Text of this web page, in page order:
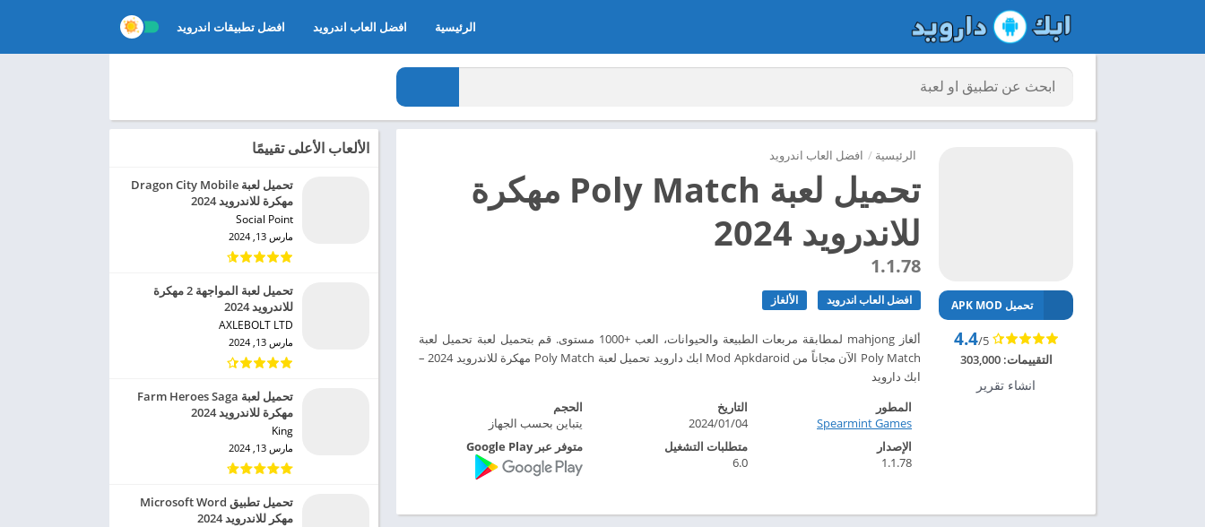
الرئيسية افضل العاب اندرويد افضل تطبيقات اندرويد
الرئيسية / افضل العاب اندرويد
تحميل لعبة Poly Match مهكرة
للاندرويد 2024
1.1.78
افضل العاب اندرويد الألغاز
ألغاز mahjong لمطابقة مربعات الطبيعة والحيوانات، العب +1000 مستوى. قم بتحميل لعبة تحميل لعبة
Poly Match الآن مجاناً من Mod Apkdaroid ابك دارويد تحميل لعبة Poly Match مهكرة للاندرويد 2024 –
ابك دارويد
تحميل APK MOD
4.4/5
التقييمات:303,000
انشاء تقرير
المطور
Spearmint Games‏
التاريخ
2024/01/04
الحجم
يتباين بحسب الجهاز
الإصدار
1.1.78
متطلبات التشغيل
6.0
متوفر عبر Google Play
الألعاب الأعلى تقييمًا
تحميل لعبة Dragon City Mobile
مهكرة للاندرويد 2024
Social Point‏
مارس 13, 2024
تحميل لعبة المواجهة 2 مهكرة
للاندرويد 2024
AXLEBOLT LTD‏
مارس 13, 2024
تحميل لعبة Farm Heroes Saga
مهكرة للاندرويد 2024
King‏
مارس 13, 2024
تحميل تطبيق Microsoft Word
مهكر للاندرويد 2024